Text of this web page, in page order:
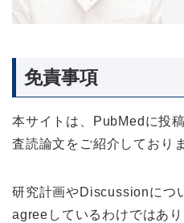
免責事項
本サイトは、PubMedに投
査読論文をご紹介しており
研究計画やDiscussionにつ
agreeしているわけではあり